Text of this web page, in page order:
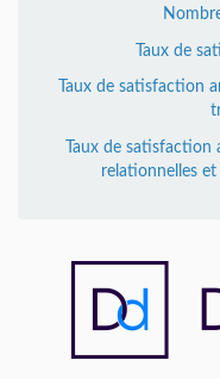
Taux de
Taux de satisfaction
Taux de
relationnelles